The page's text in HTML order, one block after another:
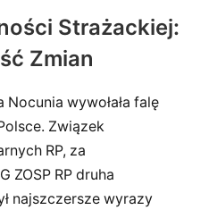
Strażackiej:
Zmian
wywołała falę
Związek
RP, za
ZOSP RP druha
najszczersze wyrazy